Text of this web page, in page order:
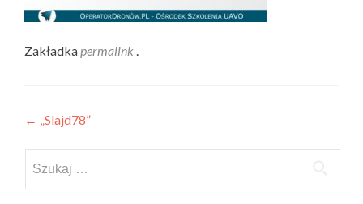
Zakładkapermalink .
Nawigacja
wpisu
← „Slajd78”